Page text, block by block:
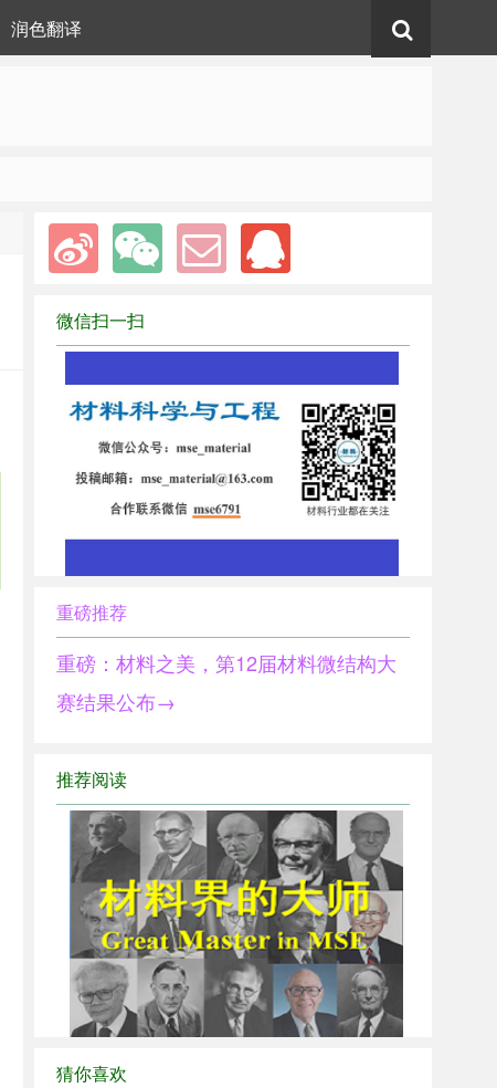
润色翻译
微信扫一扫
重磅推荐
重磅：材料之美，第12届材料微结构大
赛结果公布→
推荐阅读
猜你喜欢